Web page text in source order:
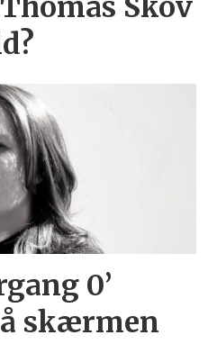
Skov
0’
skærmen